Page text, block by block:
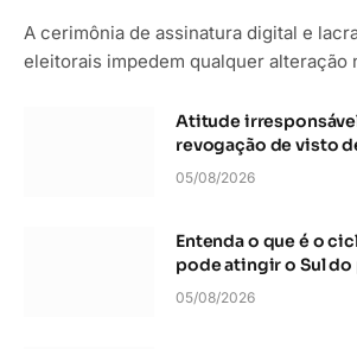
A cerimônia de assinatura digital e
eleitorais impedem qualquer alteração
Atitude
revogação de visto
05/08/2026
Entenda o que é o
pode atingir o Sul do
05/08/2026